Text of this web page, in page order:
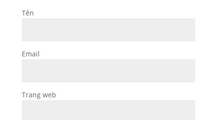
Tên
Email
Trang web